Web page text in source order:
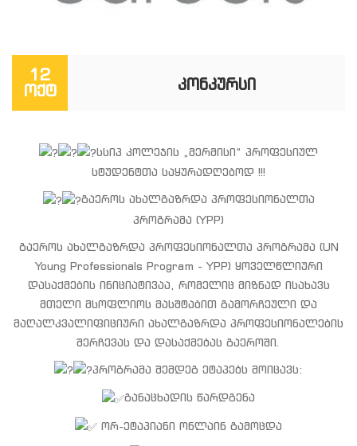
12
ოქტ
ᲙᲝᲜᲙᲣᲠᲡᲘ
სსიპ კოლეჯის „მერმისი“ პროფესიულ
სტუდენტთა საყურადღებოდ !!!
გაეროს ახალგაზრდა პროფესიონალთა
პროგრამა (YPP)
გაეროს ახალგაზრდა პროფესიონალთა პროგრამა (UN
Young Professionals Program - YPP) ყოველწლიური
დასაქმების ინიციატივაა, რომელიც მიზნად ისახავს
მთელი მსოფლიოს მასშტაბით გამორჩეული და
მაღალკვალიფიციური ახალგაზრდა პროფესიონალების
შერჩევას და დასაქმებას გაეროში.
პროგრამა შემდეგ ეტაპებს მოიცავს:
განაცხადის წარდგენა
ორ-ეტაპიანი ონლაინ გამოცდა